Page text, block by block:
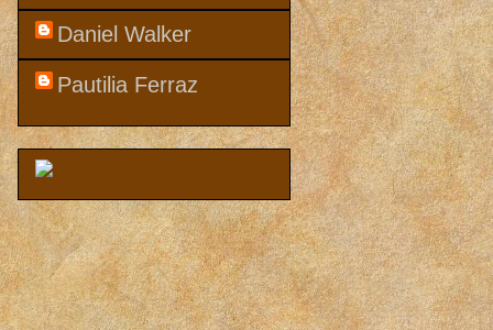
Daniel Walker
Pautilia Ferraz